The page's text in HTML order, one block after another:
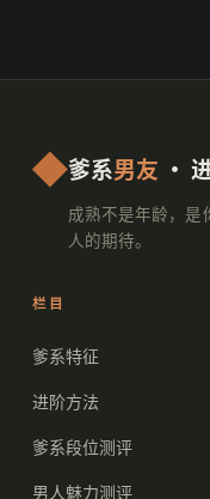
爹系男友 ·
成熟不是年龄，是
人的期待。
栏目
爹系特征
进阶方法
爹系段位测评
男人魅力测评